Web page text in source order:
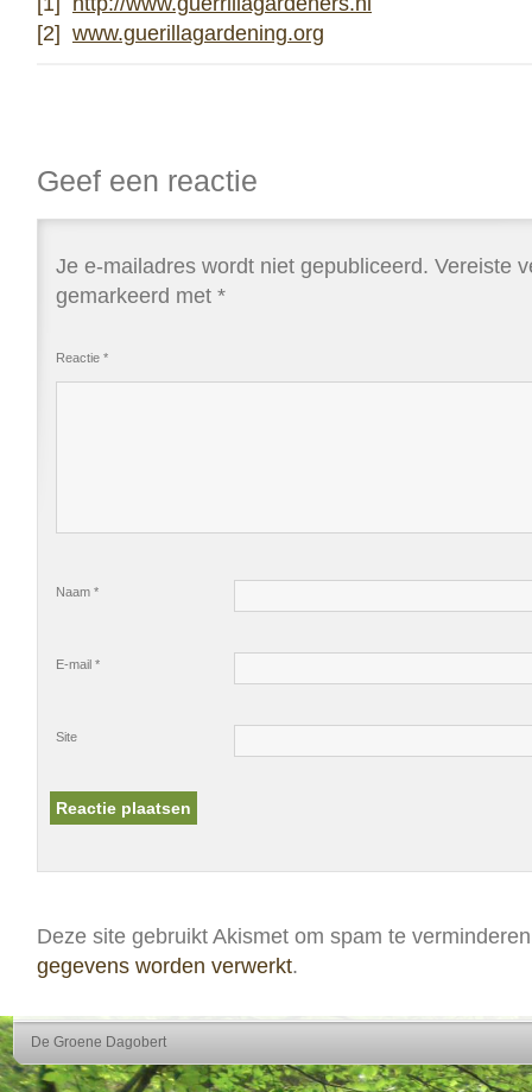
[2] www.guerillagardening.org
Geef een reactie
Je e-mailadres wordt niet gepubliceerd. Vereiste
gemarkeerd met *
Reactie *
Naam *
E-mail *
Site
Deze site gebruikt Akismet om spam te
gegevens worden verwerkt.
De Groene Dagobert